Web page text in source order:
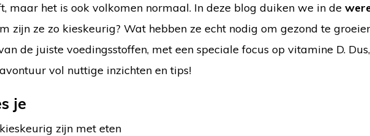
maar het is ook volkomen normaal. In deze blog duiken we in de
zijn ze zo kieskeurig? Wat hebben ze echt nodig om gezond te
de juiste voedingsstoffen, met een speciale focus op vitamine D.
vol nuttige inzichten en tips!
je
zijn met eten